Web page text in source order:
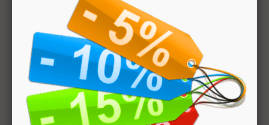
Hai bisogno di aiuto? Chatta con noi